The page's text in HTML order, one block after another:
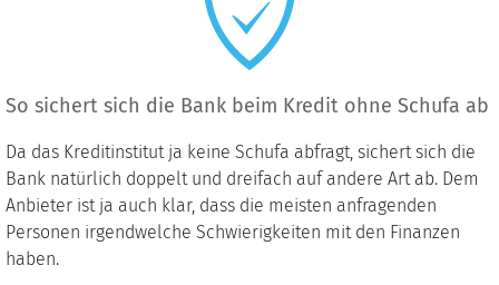
So sichert sich die Bank beim Kredit ohne Schufa ab
Da das Kreditinstitut ja keine Schufa abfragt, sichert sich die
Bank natürlich doppelt und dreifach auf andere Art ab. Dem
Anbieter ist ja auch klar, dass die meisten anfragenden
Personen irgendwelche Schwierigkeiten mit den Finanzen
haben.